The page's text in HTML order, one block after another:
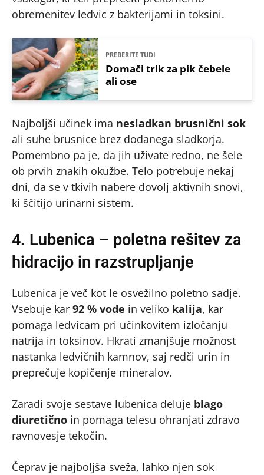
obremenitev ledvic z bakterijami in toksini.
PREBERITE TUDI
Domači trik za pik čebele
ali ose
Najboljši učinek ima nesladkan brusnični sok
ali suhe brusnice brez dodanega sladkorja.
Pomembno pa je, da jih uživate redno, ne šele
ob prvih znakih okužbe. Telo potrebuje nekaj
dni, da se v tkivih nabere dovolj aktivnih snovi,
ki ščitijo urinarni sistem.
4. Lubenica – poletna rešitev za
hidracijo in razstrupljanje
Lubenica je več kot le osvežilno poletno sadje.
Vsebuje kar 92 % vode in veliko kalija, kar
pomaga ledvicam pri učinkovitem izločanju
natrija in toksinov. Hkrati zmanjšuje možnost
nastanka ledvičnih kamnov, saj redči urin in
preprečuje kopičenje mineralov.
Zaradi svoje sestave lubenica deluje blago
diuretično in pomaga telesu ohranjati zdravo
ravnovesje tekočin.
Čeprav je najboljša sveža, lahko njen sok